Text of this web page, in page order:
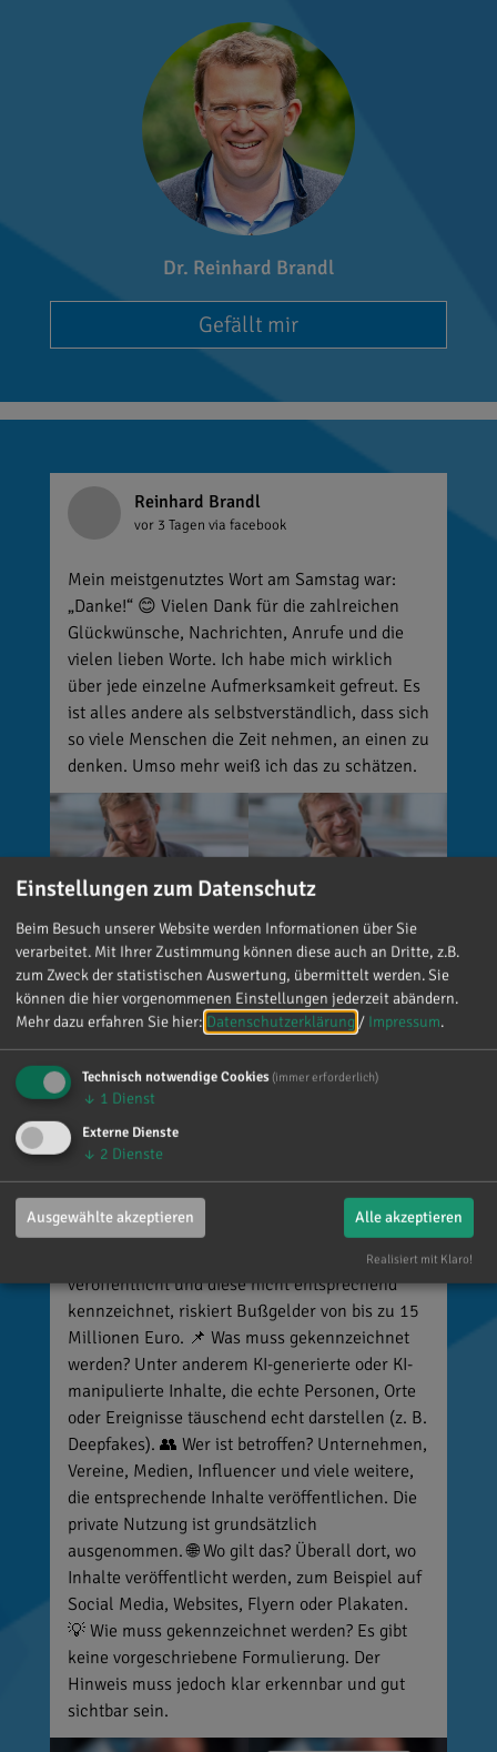
Dr. Reinhard Brandl
Gefällt mir
Reinhard Brandl
vor 3 Tagen via facebook
Mein meistgenutztes Wort am Samstag war:
„Danke!“ 😊 Vielen Dank für die zahlreichen
Glückwünsche, Nachrichten, Anrufe und die
vielen lieben Worte. Ich habe mich wirklich
über jede einzelne Aufmerksamkeit gefreut. Es
ist alles andere als selbstverständlich, dass sich
so viele Menschen die Zeit nehmen, an einen zu
denken. Umso mehr weiß ich das zu schätzen.
Reinhard Brandl
vor 4 Tagen
🚨 Neues EU-Gesetz seit dem 2. August! Ab
sofort gelten neue Vorschriften für die
Kennzeichnung bestimmter KI-Inhalte. ⚠️
Wichtig zu wissen: Wer
veröffentlicht und diese nicht entsprechend
kennzeichnet, riskiert Bußgelder von bis zu 15
Millionen Euro. 📌 Was muss gekennzeichnet
werden? Unter anderem KI-generierte oder KI-
manipulierte Inhalte, die echte Personen, Orte
oder Ereignisse täuschend echt darstellen (z. B.
Deepfakes). 👥 Wer ist betroffen? Unternehmen,
Vereine, Medien, Influencer und viele weitere,
die entsprechende Inhalte veröffentlichen. Die
private Nutzung ist grundsätzlich
ausgenommen. 🌐 Wo gilt das? Überall dort, wo
Inhalte veröffentlicht werden, zum Beispiel auf
Social Media, Websites, Flyern oder Plakaten.
💡 Wie muss gekennzeichnet werden? Es gibt
keine vorgeschriebene Formulierung. Der
Hinweis muss jedoch klar erkennbar und gut
sichtbar sein.
Einstellungen zum Datenschutz
Beim Besuch unserer Website werden Informationen über Sie
verarbeitet. Mit Ihrer Zustimmung können diese auch an Dritte, z.B.
zum Zweck der statistischen Auswertung, übermittelt werden. Sie
können die hier vorgenommenen Einstellungen jederzeit abändern.
Mehr dazu erfahren Sie hier: Datenschutzerklärung / Impressum.
Technisch notwendige Cookies (immer erforderlich)
↓ 1 Dienst
Externe Dienste
↓ 2 Dienste
Ausgewählte akzeptieren Alle akzeptieren
Realisiert mit Klaro!